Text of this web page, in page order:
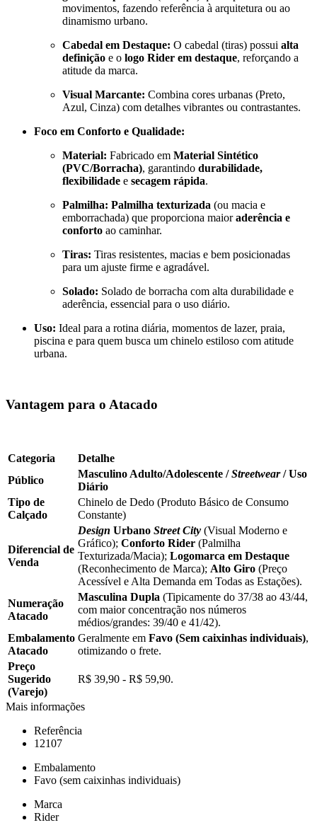
movimentos, fazendo referência à arquitetura ou ao
dinamismo urbano.
Cabedal em Destaque: O cabedal (tiras) possui alta
definição e o logo Rider em destaque, reforçando a
atitude da marca.
Visual Marcante: Combina cores urbanas (Preto,
Azul, Cinza) com detalhes vibrantes ou contrastantes.
Foco em Conforto e Qualidade:
Material: Fabricado em Material Sintético
(PVC/Borracha), garantindo durabilidade,
flexibilidade e secagem rápida.
Palmilha: Palmilha texturizada (ou macia e
emborrachada) que proporciona maioraderência e
conforto ao caminhar.
Tiras: Tiras resistentes, macias e bem posicionadas
para um ajuste firme e agradável.
Solado: Solado de borracha com alta durabilidade e
aderência, essencial para o uso diário.
Uso: Ideal para a rotina diária, momentos de lazer, praia,
piscina e para quem busca um chinelo estiloso com atitude
urbana.
Vantagem para o Atacado
Categoria
Detalhe
Público
Masculino Adulto/Adolescente /Streetwear/ Uso
Diário
Tipo de
Calçado
Chinelo de Dedo (Produto Básico de Consumo
Constante)
Diferencial de
Venda
Design Urbano Street City (Visual Moderno e
Gráfico); Conforto Rider (Palmilha
Texturizada/Macia); Logomarca em Destaque
(Reconhecimento de Marca); Alto Giro (Preço
Acessível e Alta Demanda em Todas as Estações).
Numeração
Atacado
Masculina Dupla (Tipicamente do 37/38 ao 43/44,
com maior concentração nos números
médios/grandes: 39/40 e 41/42).
Embalamento
Atacado
Geralmente em Favo (Sem caixinhas individuais),
otimizando o frete.
Preço
Sugerido
(Varejo)
R$ 39,90 - R$ 59,90.
Mais informações
Referência
12107
Embalamento
Favo (sem caixinhas individuais)
Marca
Rider